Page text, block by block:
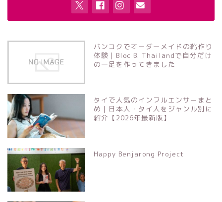
バンコクでオーダーメイドの靴作り
体験｜Bloc B. Thailandで自分だけ
の一足を作ってきました
タイで人気のインフルエンサーまと
め｜日本人・タイ人をジャンル別に
紹介【2026年最新版】
Happy Benjarong Project